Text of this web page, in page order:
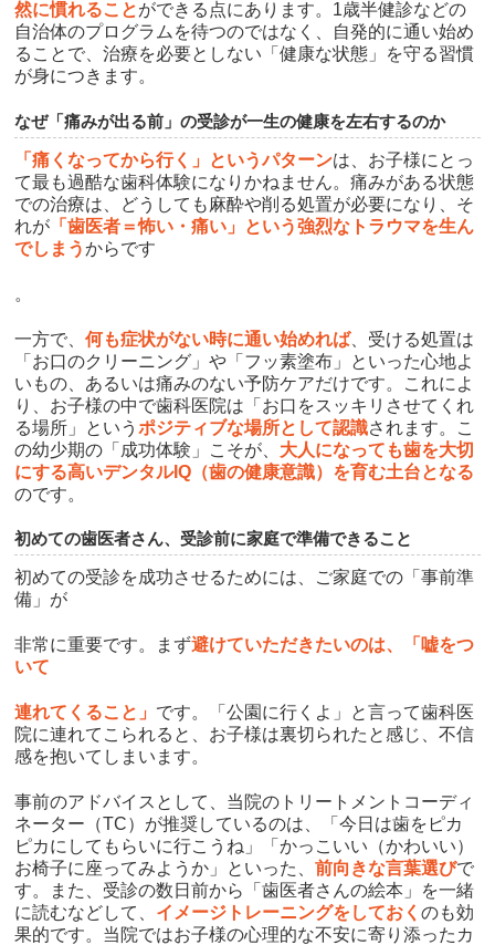
然に慣れることができる点にあります。1歳半健診などの
自治体のプログラムを待つのではなく、自発的に通い始め
ることで、治療を必要としない「健康な状態」を守る習慣
が身につきます。
なぜ「痛みが出る前」の受診が一生の健康を左右するのか
「痛くなってから行く」というパターンは、お子様にとっ
て最も過酷な歯科体験になりかねません。痛みがある状態
での治療は、どうしても麻酔や削る処置が必要になり、そ
れが 「歯医者＝怖い・痛い」という強烈なトラウマを生ん
でしまうからです
。
一方で、何も症状がない時に通い始めれば、受ける処置は
「お口のクリーニング」や「フッ素塗布」といった心地よ
いもの、あるいは痛みのない予防ケアだけです。これによ
り、お子様の中で歯科医院は「お口をスッキリさせてくれ
る場所」というポジティブな場所として認識されます。こ
の幼少期の「成功体験」こそが、 大人になっても歯を大切
にする高いデンタルIQ（歯の健康意識）を育む土台となる
のです。
初めての歯医者さん、受診前に家庭で準備できること
初めての受診を成功させるためには、ご家庭での「事前準
備」が
非常に重要です。まず避けていただきたいのは、「嘘をつ
いて
連れてくること」 です。「公園に行くよ」と言って歯科医
院に連れてこられると、お子様は裏切られたと感じ、不信
感を抱いてしまいます。
事前のアドバイスとして、当院のトリートメントコーディ
ネーター（TC）が推奨しているのは、「今日は歯をピカ
ピカにしてもらいに行こうね」「かっこいい（かわいい）
お椅子に座ってみようか」といった、前向きな言葉選びで
す。また、受診の数日前から「歯医者さんの絵本」を一緒
に読むなどして、 イメージトレーニングをしておくのも効
果的です。当院ではお子様の心理的な不安に寄り添ったカ